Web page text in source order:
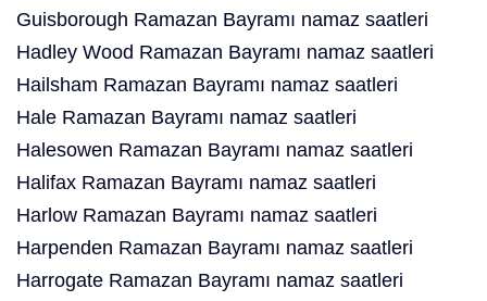
Guisborough Ramazan Bayramı namaz saatleri
Hadley Wood Ramazan Bayramı namaz saatleri
Hailsham Ramazan Bayramı namaz saatleri
Hale Ramazan Bayramı namaz saatleri
Halesowen Ramazan Bayramı namaz saatleri
Halifax Ramazan Bayramı namaz saatleri
Harlow Ramazan Bayramı namaz saatleri
Harpenden Ramazan Bayramı namaz saatleri
Harrogate Ramazan Bayramı namaz saatleri